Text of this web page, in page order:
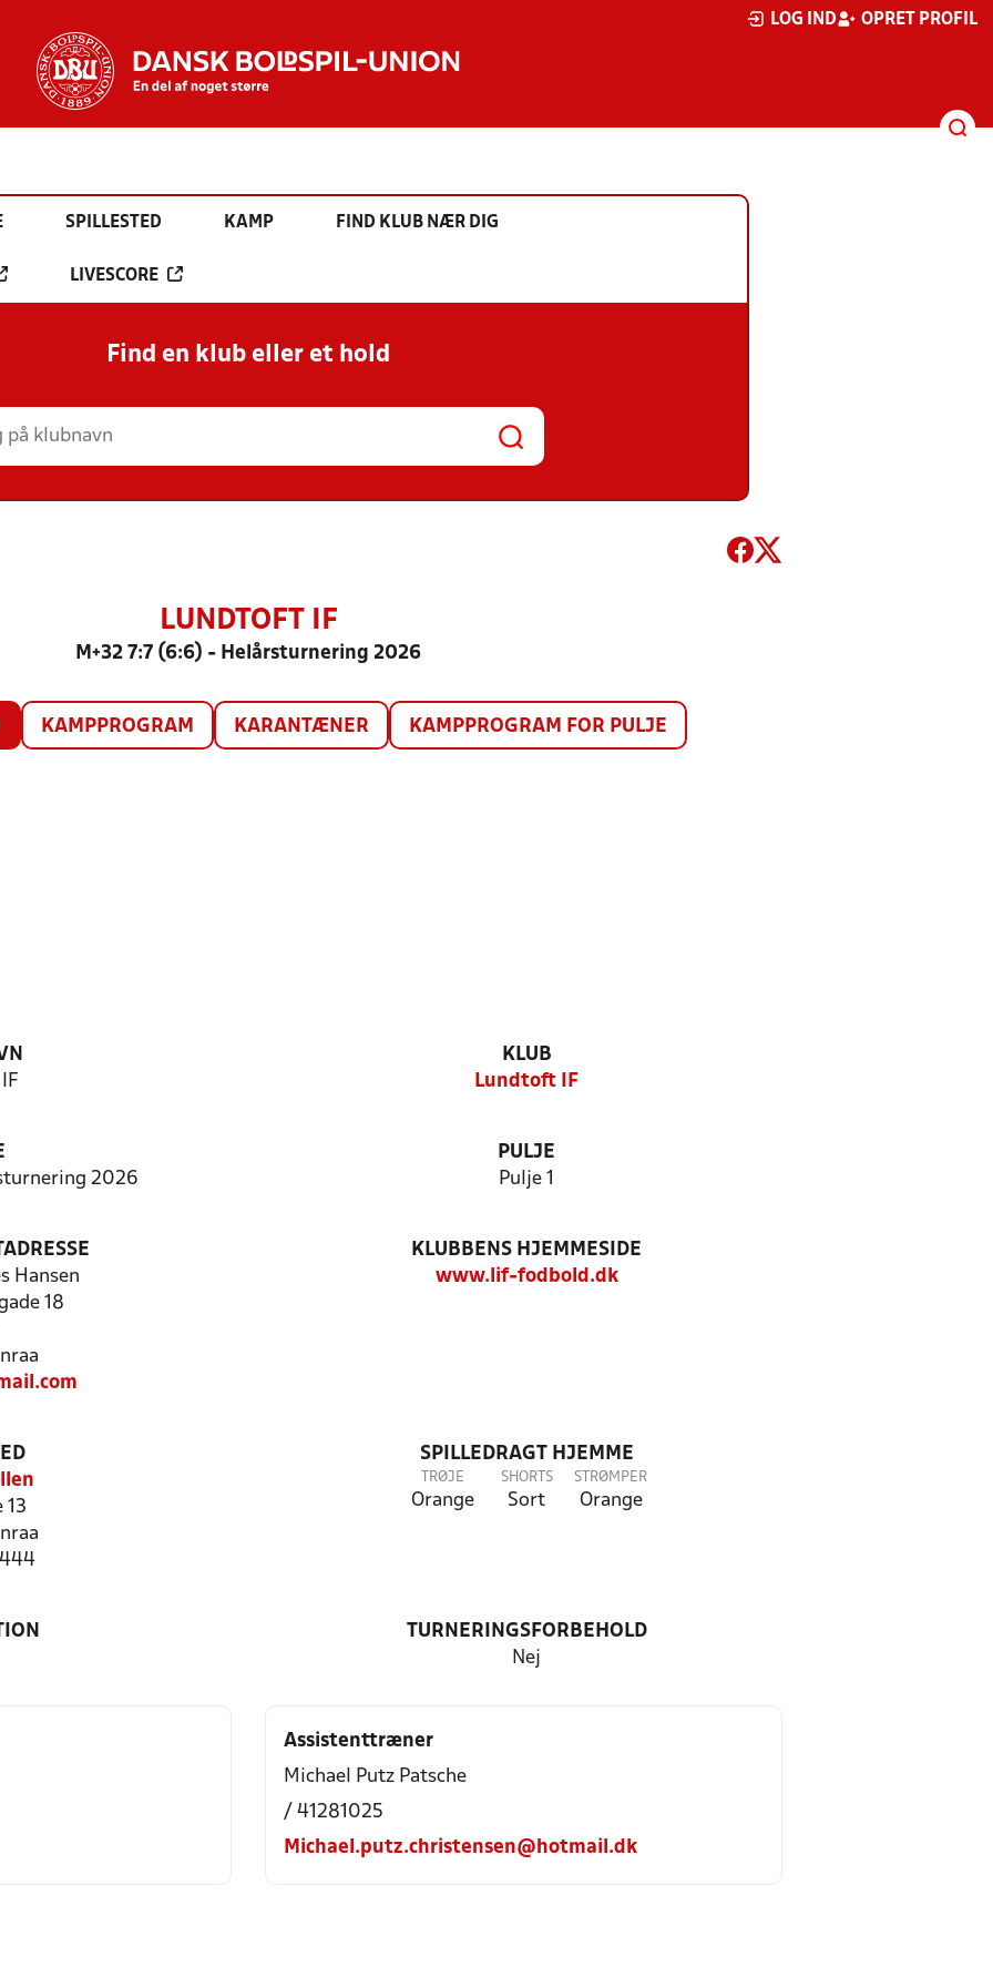
LOG IND OPRET PROFIL
SPILLESTED KAMP FIND KLUB NÆR DIG
LIVESCORE
Find en klub eller et hold
LUNDTOFT IF
M+32 7:7 (6:6) - Helårsturnering 2026
KAMPPROGRAM KARANTÆNER KAMPPROGRAM FOR PULJE
KLUB
Lundtoft IF
2026
PULJE
Pulje 1
Hansen
18
KLUBBENS HJEMMESIDE
www.lif-fodbold.dk
13
SPILLEDRAGT HJEMME
TRØJE
Orange
SHORTS
Sort
STRØMPER
Orange
TURNERINGSFORBEHOLD
Nej
Assistenttræner
Michael Putz Patsche
/ 41281025
Michael.putz.christensen@hotmail.dk